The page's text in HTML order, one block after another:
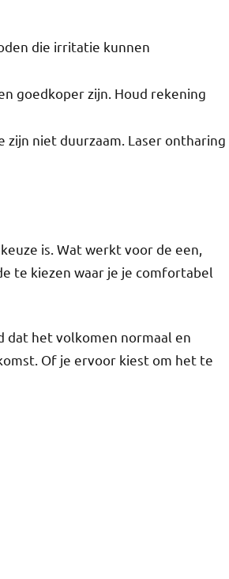
die irritatie kunnen
goedkoper zijn. Houd rekening
zijn niet duurzaam. Laser ontharing
is. Wat werkt voor de een,
te kiezen waar je je comfortabel
dat het volkomen normaal en
Of je ervoor kiest om het te